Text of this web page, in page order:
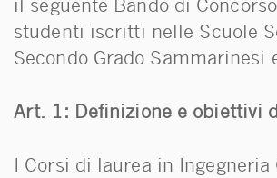
il seguente Bando di
studenti iscritti nelle Scuole
Secondo Grado Sammarinesi
Art. 1: Definizione e obiettivi
I Corsi di laurea in Ingegneria